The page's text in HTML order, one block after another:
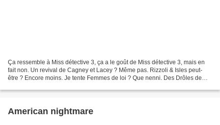
Ça ressemble à Miss détective 3, ça a le goût de Miss détective 3, mais en
fait non. Un revival de Cagney et Lacey ? Même pas. Rizzoli & Isles peut-
être ? Encore moins. Je tente Femmes de loi ? Que nenni. Des Drôles de
American nightmare